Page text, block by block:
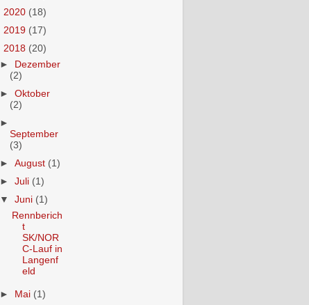
2020 (18)
2019 (17)
2018 (20)
► Dezember
(2)
►Oktober
(2)
►
September
(3)
►August (1)
►Juli (1)
▼Juni (1)
Rennberich
t
SK/NOR
C-Lauf in
Langenf
eld
► Mai (1)